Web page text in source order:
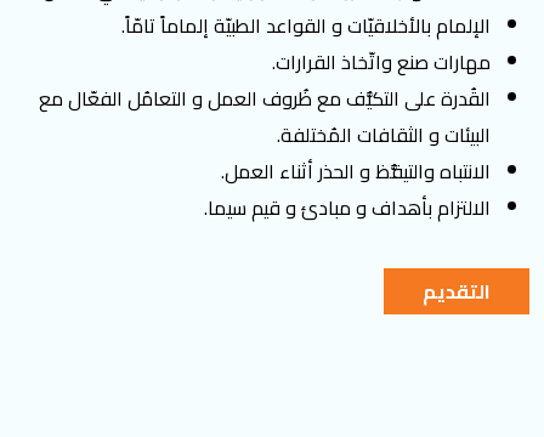
الإلمام بالأخلاقيّات و القواعد الطبيّة إلماماً تامّاً.
مهارات صنع واتّخاذ القرارات.
القُدرة على التكيُّف مع ظُروف العمل و التعامُل الفعّال مع
البيئات و الثقافات المُختلفة.
الانتباه والتيقُّظ و الحذر أثناء العمل.
الالتزام بأهداف و مبادئ و قيم سيما.
التقديم